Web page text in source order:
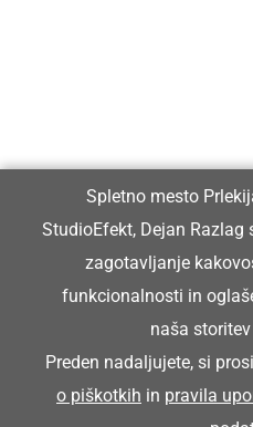
Glavni in odgovorni urednik:
Dejan Razlag
info@prlekija-on.net
Spletno mesto
StudioEfekt, Dejan
zagotavljanje
funkcionalnosti in
naša
Preden nadaljujete, si
o piškotkih in pravila